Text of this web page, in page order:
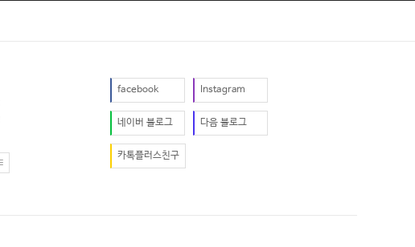
facebook Instagram
네이버 블로그 다음 블로그
카톡플러스친구